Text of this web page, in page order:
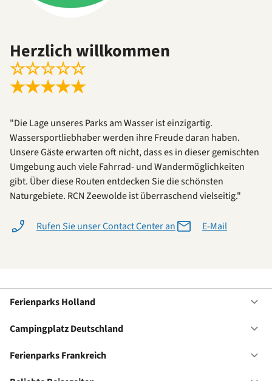
Herzlich willkommen
☆☆☆☆☆
★★★★★
"Die Lage unseres Parks am Wasser ist einzigartig.
Wassersportliebhaber werden ihre Freude daran haben.
Unsere Gäste erwarten oft nicht, dass es in dieser gemischten
Umgebung auch viele Fahrrad- und Wandermöglichkeiten
gibt. Über diese Routen entdecken Sie die schönsten
Naturgebiete. RCN Zeewolde ist überraschend vielseitig."
Rufen Sie unser Contact Center an E-Mail
Ferienparks Holland
Campingplatz Deutschland
Ferienparks Frankreich